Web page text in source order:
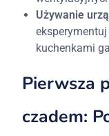
Używanie
kuchenkami
Pierwsza
czadem: